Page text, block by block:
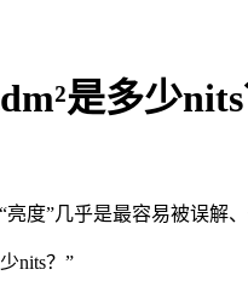
是多少nits
度”几乎是最容易被误解
nits？”